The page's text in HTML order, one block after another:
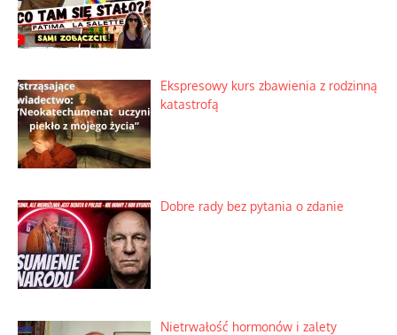
Ekspresowy kurs zbawienia z rodzinną
katastrofą
Dobre rady bez pytania o zdanie
Nietrwałość hormonów i zalety